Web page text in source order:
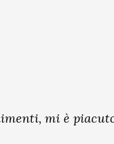
mi è